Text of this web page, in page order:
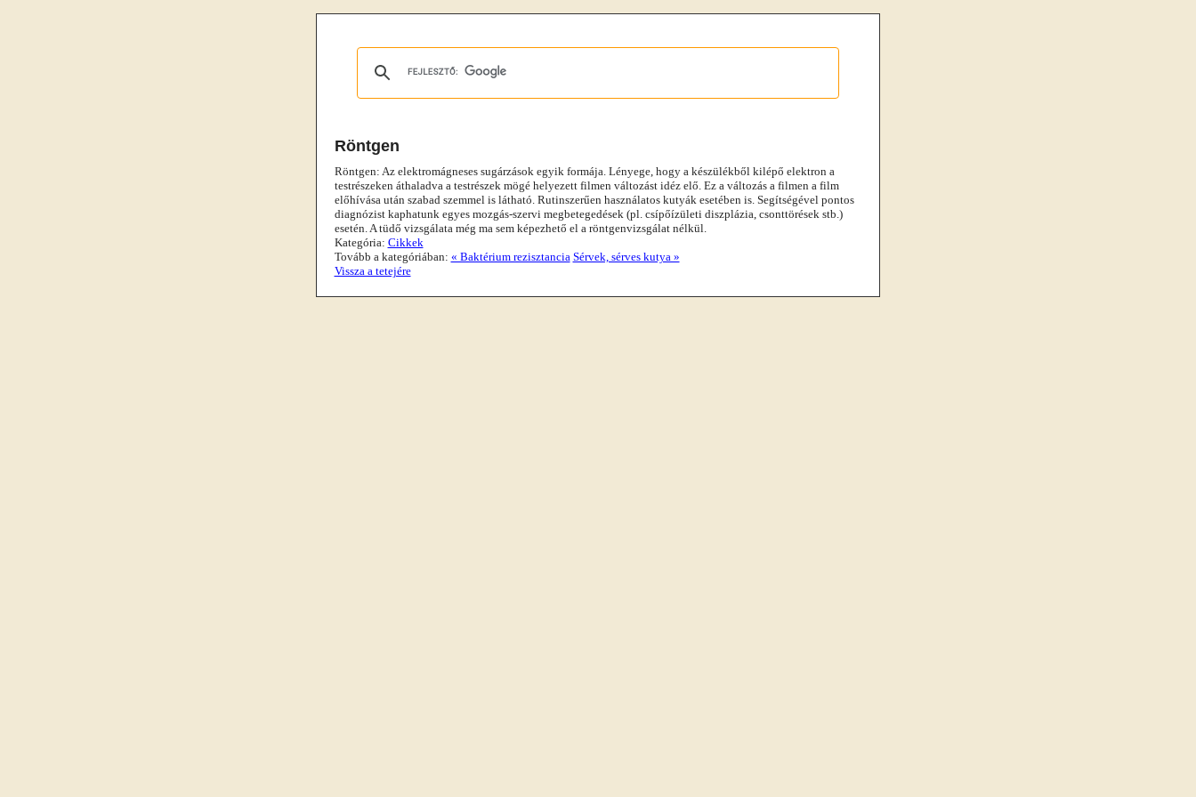
Röntgen
Röntgen: Az elektromágneses sugárzások egyik formája. Lényege, hogy a készülékből kilépő elektron a
testrészeken áthaladva a testrészek mögé helyezett filmen változást idéz elő. Ez a változás a filmen a film
előhívása után szabad szemmel is látható. Rutinszerűen használatos kutyák esetében is. Segítségével pontos
diagnózist kaphatunk egyes mozgás-szervi megbetegedések (pl. csípőízületi diszplázia, csonttörések stb.)
esetén. A tüdő vizsgálata még ma sem képezhető el a röntgenvizsgálat nélkül.
Kategória: Cikkek
Tovább a kategóriában: « Baktérium rezisztancia Sérvek, sérves kutya »
Vissza a tetejére